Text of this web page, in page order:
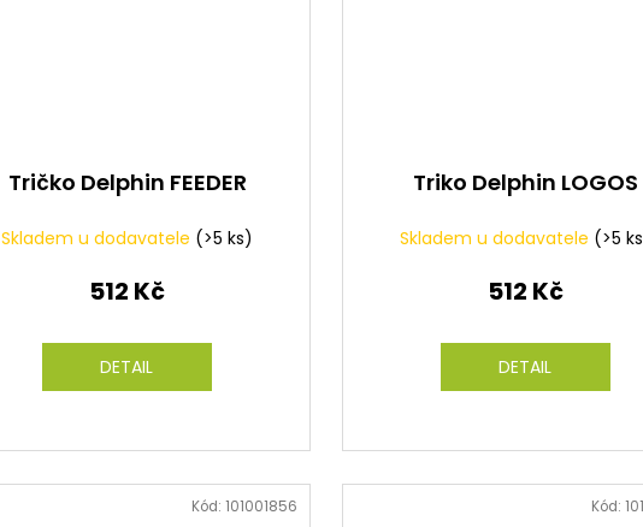
Tričko Delphin FEEDER
Skladem u dodavatele (>5 ks)
512 Kč
DETAIL
Triko Delphin LOGOS
Skladem u dodavatele (>5
512 Kč
DETAIL
Kód: 101001856 Kód: